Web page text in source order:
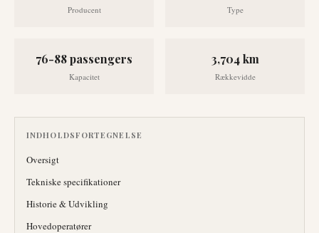
Producent Type
76-88 passengers
Kapacitet
3,704 km
Rækkevidde
INDHOLDSFORTEGNELSE
Oversigt
Tekniske specifikationer
Historie & Udvikling
Hovedoperatører